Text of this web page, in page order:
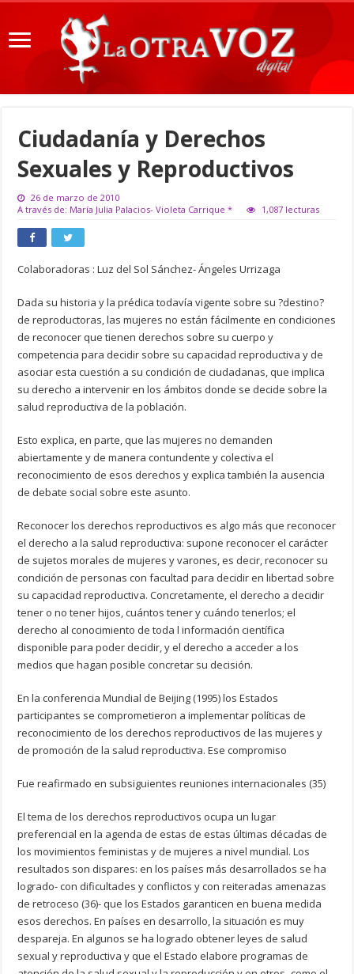
Ciudadanía y Derechos
Sexuales y Reproductivos
26 de marzo de 2010
A través de: María Julia Palacios- Violeta Carrique *
1,087 lecturas
Colaboradoras : Luz del Sol Sánchez- Ángeles Urrizaga
Dada su historia y la prédica todavía vigente sobre su ?destino?
de reproductoras, las mujeres no están fácilmente en condiciones
de reconocer que tienen derechos sobre su cuerpo y
competencia para decidir sobre su capacidad reproductiva y de
asociar esta cuestión a su condición de ciudadanas, que implica
su derecho a intervenir en los ámbitos donde se decide sobre la
salud reproductiva de la población.
Esto explica, en parte, que las mujeres no demanden
abiertamente y de manera contundente y colectiva el
reconocimiento de esos derechos y explica también la ausencia
de debate social sobre este asunto.
Reconocer los derechos reproductivos es algo más que reconocer
el derecho a la salud reproductiva: supone reconocer el carácter
de sujetos morales de mujeres y varones, es decir, reconocer su
condición de personas con facultad para decidir en libertad sobre
su capacidad reproductiva. Concretamente, el derecho a decidir
tener o no tener hijos, cuántos tener y cuándo tenerlos; el
derecho al conocimiento de toda l información científica
disponible para poder decidir, y el derecho a acceder a los
medios que hagan posible concretar su decisión.
En la conferencia Mundial de Beijing (1995) los Estados
participantes se comprometieron a implementar políticas de
reconocimiento de los derechos reproductivos de las mujeres y
de promoción de la salud reproductiva. Ese compromiso
Fue reafirmado en subsiguientes reuniones internacionales (35)
El tema de los derechos reproductivos ocupa un lugar
preferencial en la agenda de estas de estas últimas décadas de
los movimientos feministas y de mujeres a nivel mundial. Los
resultados son dispares: en los países más desarrollados se ha
logrado- con dificultades y conflictos y con reiteradas amenazas
de retroceso (36)- que los Estados garanticen en buena medida
esos derechos. En países en desarrollo, la situación es muy
despareja. En algunos se ha logrado obtener leyes de salud
sexual y reproductiva y que el Estado elabore programas de